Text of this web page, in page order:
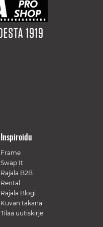
Inspiroidu
Frame
Swap It
Rajala B2B
Rental
Rajala Blogi
Kuvan takana
Tilaa uutiskirje